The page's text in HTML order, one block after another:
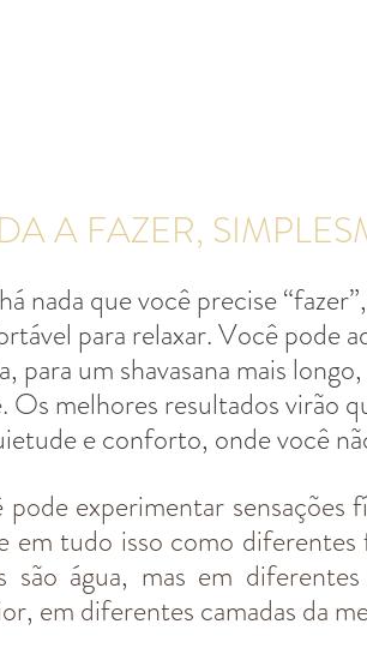
A FAZER,
nada que você precise
para relaxar. Você pode
para um shavasana mais
Os melhores resultados virão
e conforto, onde você
experimentar sensações
em tudo isso como
são água, mas em
em diferentes camadas da